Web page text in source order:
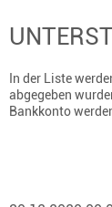
In der Liste
abgegeben
Bankkonto